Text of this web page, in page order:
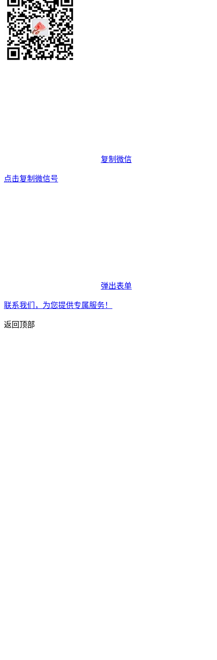
复制微信
点击复制微信号
弹出表单
联系我们，为您提供专属服务！
返回顶部